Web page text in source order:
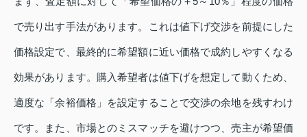
で売り出す手法があります。これは値下げ交渉を前提にした
価格設定で、最終的に希望額に近い価格で成約しやすくなる
効果があります。購入希望者は値下げを想定して動くため、
適度な「余裕価格」を設定することで交渉の余地を残すわけ
です。また、市場とのミスマッチを避けつつ、売主が希望価